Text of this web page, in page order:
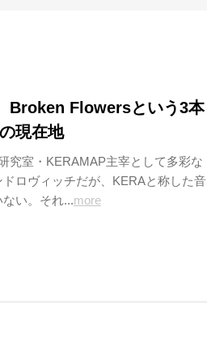
Broken Flowersという3本
現在地
究室・KERAMAP主宰として多彩な
ロヴィッチだが、KERAと称した音
い。それ...more